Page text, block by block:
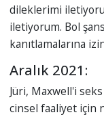
dileklerimi
iletiyorum. Bol
kanıtlamalarına
Aralık 2021:
Jüri, Maxwell'i
cinsel faaliyet için